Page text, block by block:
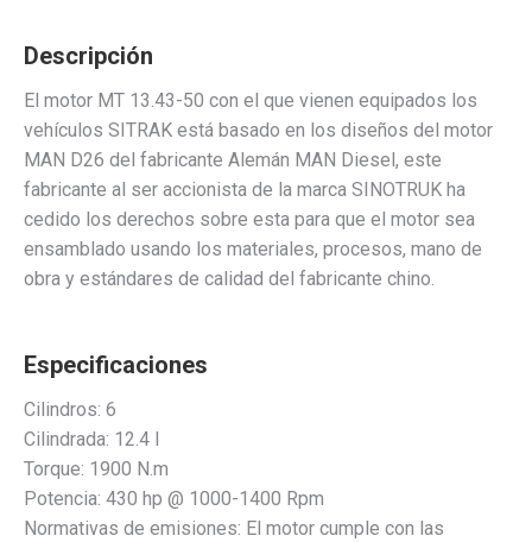
Descripción
El motor MT 13.43-50 con el que vienen equipados los
vehículos SITRAK está basado en los diseños del motor
MAN D26 del fabricante Alemán MAN Diesel, este
fabricante al ser accionista de la marca SINOTRUK ha
cedido los derechos sobre esta para que el motor sea
ensamblado usando los materiales, procesos, mano de
obra y estándares de calidad del fabricante chino.
Especificaciones
Cilindros: 6
Cilindrada: 12.4 l
Torque: 1900 N.m
Potencia: 430 hp @ 1000-1400 Rpm
Normativas de emisiones: El motor cumple con las